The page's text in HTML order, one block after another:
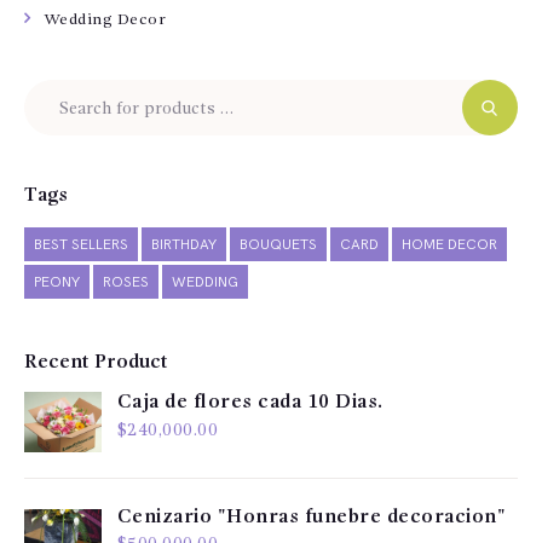
Wedding Decor
Tags
BEST SELLERS BIRTHDAY BOUQUETS CARD HOME DECOR
PEONY ROSES WEDDING
Recent Product
Caja de flores cada 10 Dias.
$240,000.00
Cenizario "Honras funebre decoracion"